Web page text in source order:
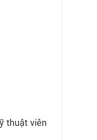
thuật viên